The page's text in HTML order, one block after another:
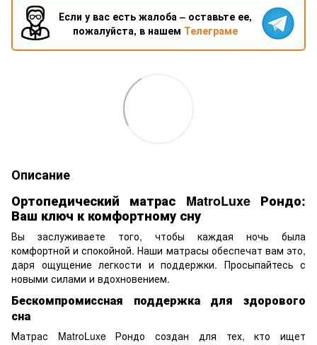
Если у вас есть жалоба – оставьте ее,
пожалуйста, в нашем Телеграме
Описание
Ортопедический матрас MatroLuxe Рондо:
Ваш ключ к комфортному сну
Вы заслуживаете того, чтобы каждая ночь была
комфортной и спокойной. Наши матрасы обеспечат вам это,
даря ощущение легкости и поддержки. Просыпайтесь с
новыми силами и вдохновением.
Бескомпромиссная поддержка для здорового
сна
Матрас MatroLuxe Рондо создан для тех, кто ищет